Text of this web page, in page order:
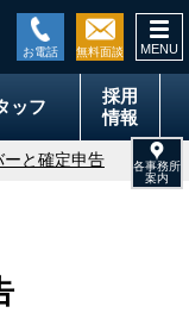
ッフ
採用
情報
ーと確定申告